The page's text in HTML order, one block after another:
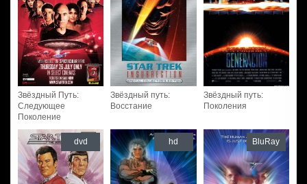
Звёздный Путь:
Следующее
Поколение
Звёздный путь:
Восстание
Звёздный путь:
Поколения
dvd hd BluRay